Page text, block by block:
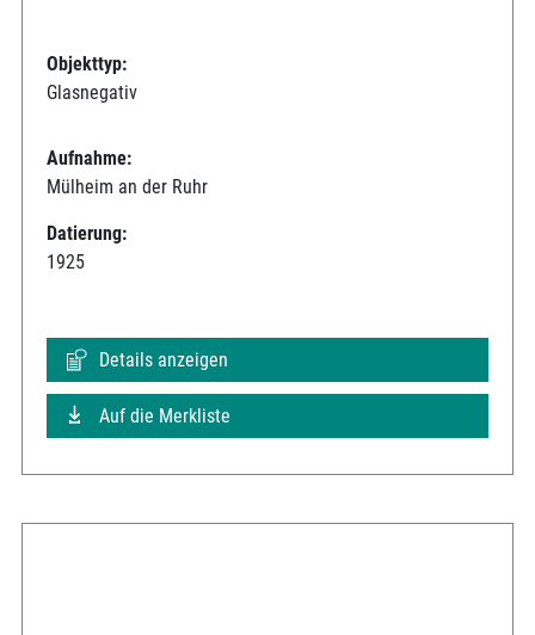
Objekttyp:
Glasnegativ
Aufnahme:
Mülheim an der Ruhr
Datierung:
1925
Details anzeigen
Auf die Merkliste